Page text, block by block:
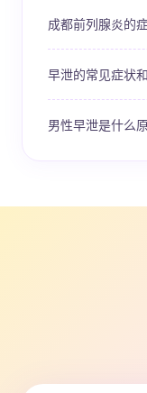
成都前列腺炎的
早泄的常见症状
男性早泄是什么